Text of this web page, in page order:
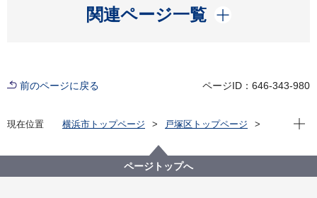
関連ページ一覧
開く
前のページに戻る ページID：646-343-980
現在位置 横浜市トップページ
戸塚区トップページ
チャレンジフェスティバルについて
現在
ページトップへ